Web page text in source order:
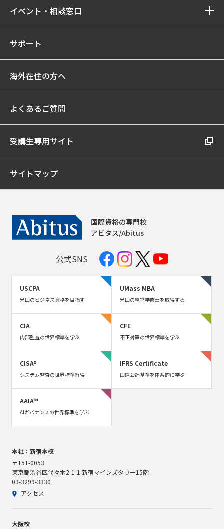
イベント・相談窓口
サポート
海外在住の方へ
よくあるご質問
受講生専用サイト
サイトマップ
国際資格の専門校
アビタス/Abitus
公式SNS
USCPA
米国のビジネス資格を目指す
UMass MBA
米国の経営学修士を取得する
CIA
内部監査の世界標準を学ぶ
CFE
不正対策の世界標準を学ぶ
CISA®
システム監査の世界標準習得
IFRS Certificate
国際会計基準を体系的に学ぶ
AAIA™
AIガバナンスの世界標準を学ぶ
本社：新宿本校
〒151-0053
東京都渋谷区代々木2-1-1 新宿マインズタワー15階
03-3299-3330
アクセス
大阪校